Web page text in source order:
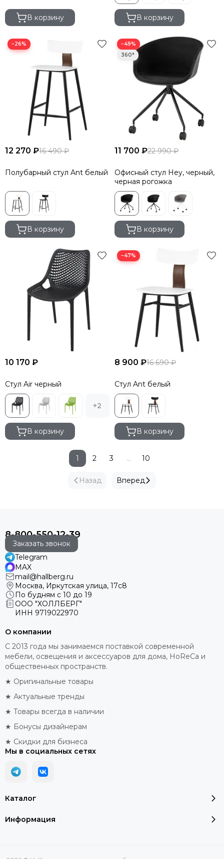
В корзину В корзину
−26%
12 270 ₽16 490 ₽
Полубарный стул Ant белый
В корзину
−49%
11 700 ₽22 990 ₽
Офисный стул Hey, черный,
черная рогожка
В корзину
10 170 ₽
Стул Air черный
+2
В корзину
−47%
8 900 ₽16 690 ₽
Стул Ant белый
В корзину
Назад
1 2 3 ... 10
Вперед
8-800-550-12-39
Заказать звонок
Telegram
MAX
mail@hallberg.ru
Москва, Иркутская улица, 17с8
По будням с 10 до 19
ООО "ХОЛЛБЕРГ"
ИНН 9719022970
Каталог
Информация
О компании
С 2013 года мы занимаемся поставкой современной
мебели, освещения и аксессуаров для дома, HoReCa и
общественных пространств.
★ Оригинальные товары
★ Актуальные тренды
★ Товары всегда в наличии
★ Бонусы дизайнерам
★ Скидки для бизнеса
Мы в социальных сетях